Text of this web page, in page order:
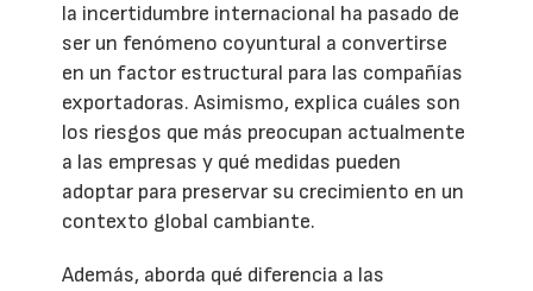
la incertidumbre internacional ha pasado de
ser un fenómeno coyuntural a convertirse
en un factor estructural para las compañías
exportadoras. Asimismo, explica cuáles son
los riesgos que más preocupan actualmente
a las empresas y qué medidas pueden
adoptar para preservar su crecimiento en un
contexto global cambiante.
Además, aborda qué diferencia a las